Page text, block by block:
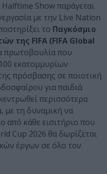
Show παράγεται
με την Live Nation
το Παγκόσμιο
της FIFA (FIFA Global
πρωτοβουλία που
εκατομμυρίων
πρόσβασης σε ποιοτική
για παιδιά
περισσότερα
με τη δυναμική να
από κάθε εισιτήριο που
Cup 2026 θα δωρίζεται
έργων σε όλο τον